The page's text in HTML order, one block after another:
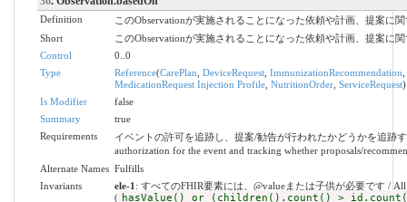
Definition
このObservationが実施されることになった依頼や計画、提案に
Short
このObservationが実施されることになった依頼や計画、提案に
Control
0..0
Type
Reference(CarePlan DeviceRequest, ImmunizationRecommendation
MedicationRequest Injection Profile, NutritionOrder, ServiceRequest)
Is Modifier
false
Summary
true
Requirements
イベントの許可を追跡し、提案/勧告が行われたかどうかを追跡
authorization for the event and tracking whether proposals/
Alternate Names Fulfills
Invariants
ele-1 : すべてのFHIR要素には、@valueまたは子供が必要です / All
( hasValue() or (children().count() >